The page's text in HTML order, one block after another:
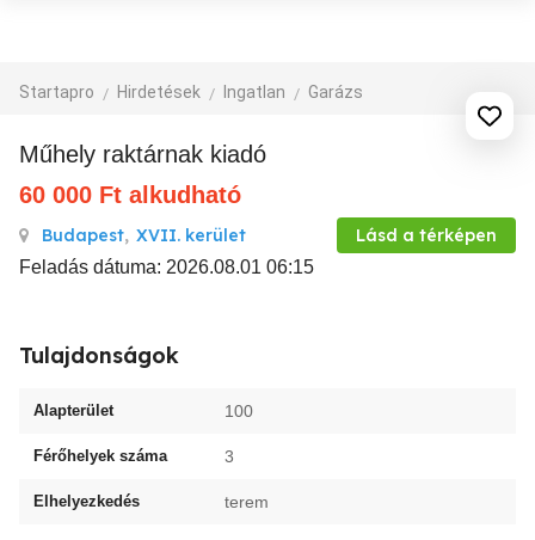
Startapro Hirdetések Ingatlan Garázs
Műhely raktárnak kiadó
60 000 Ft alkudható
Budapest, XVII. kerület Lásd a térképen
Feladás dátuma: 2026.08.01 06:15
Tulajdonságok
Alapterület 100
Férőhelyek száma 3
Elhelyezkedés terem